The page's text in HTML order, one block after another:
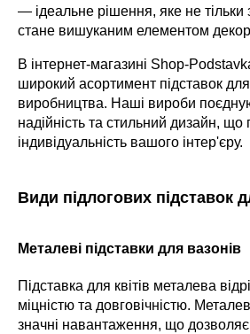
— ідеальне рішення, яке не
стане вишуканим елементом
В інтернет-магазині Shop-
широкий асортимент підставок для
виробництва. Наші вироби
надійність та стильний дизайн, що
індивідуальність вашого інтер'єру.
Види підлогових підставок
Металеві підставки для вазонів
Підставка для квітів металева
міцністю та довговічністю.
значні навантаження, що